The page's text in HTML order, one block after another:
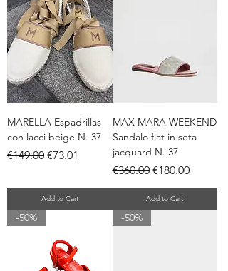
MARELLA Espadrillas
con lacci beige N. 37
Regular Price
€149.00 Sale Price
€73.01
Add to Cart
MAX MARA WEEKEND
Sandalo flat in seta
jacquard N. 37
Regular Price
€360.00 Sale Price
€180.00
Add to Cart
-50% -50%